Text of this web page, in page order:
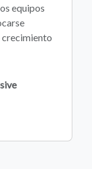
equipos
crecimiento